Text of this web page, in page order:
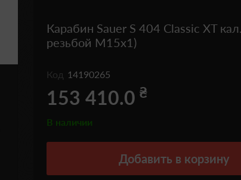
Карабин Sauer S 404 Classic XT
резьбой М15х1)
Код 14190265
153 410.0 ₴
В наличии
Добавить в корзину